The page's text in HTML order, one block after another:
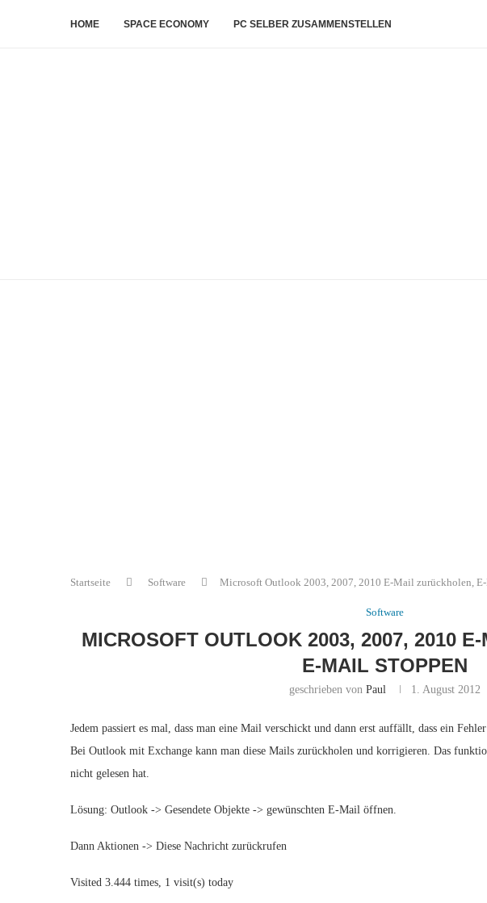
HOME SPACE ECONOMY PC SELBER ZUSAMMENSTELLEN
Startseite Software Microsoft Outlook 2003, 2007, 2010 E-Mail zurückholen,
Software
MICROSOFT OUTLOOK 2003, 2007, 2010
E-MAIL STOPPEN
geschrieben vonPaul 1. August 2012
Jedem passiert es mal, dass man eine Mail verschickt und dann erst auffällt, dass ein
Bei Outlook mit Exchange kann man diese Mails zurückholen und korrigieren. Das
nicht gelesen hat.
Lösung: Outlook -> Gesendete Objekte -> gewünschten E-Mail öffnen.
Dann Aktionen -> Diese Nachricht zurückrufen
Visited 3.444 times, 1 visit(s) today